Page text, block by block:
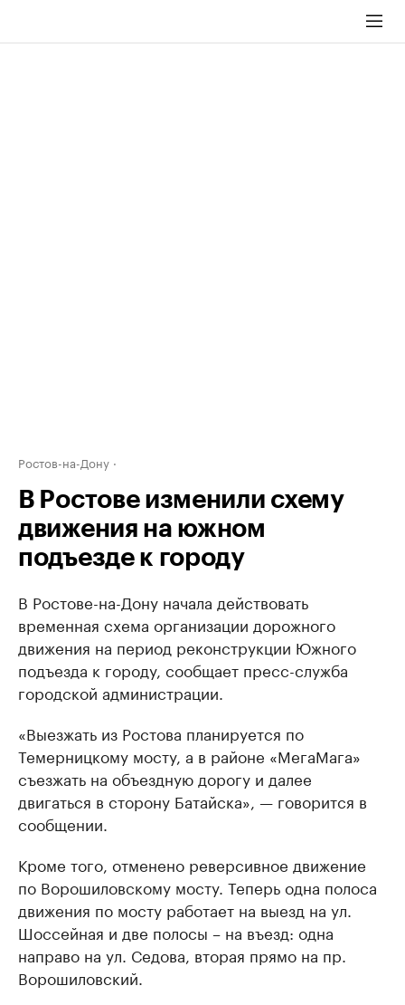
Ростов-на-Дону
В Ростове изменили схему
движения на южном
подъезде к городу
В Ростове-на-Дону начала действовать
временная схема организации дорожного
движения на период реконструкции Южного
подъезда к городу, сообщает пресс-служба
городской администрации.
«Выезжать из Ростова планируется по
Темерницкому мосту, а в районе «МегаМага»
съезжать на объездную дорогу и далее
двигаться в сторону Батайска», — говорится в
сообщении.
Кроме того, отменено реверсивное движение
по Ворошиловскому мосту. Теперь одна полоса
движения по мосту работает на выезд на ул.
Шоссейная и две полосы – на въезд: одна
направо на ул. Седова, вторая прямо на пр.
Ворошиловский.